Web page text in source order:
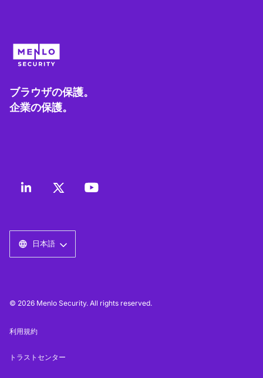
ブラウザの保護。
企業の保護。
日本語
© 2026 Menlo Security. All rights reserved.
利用規約
トラストセンター